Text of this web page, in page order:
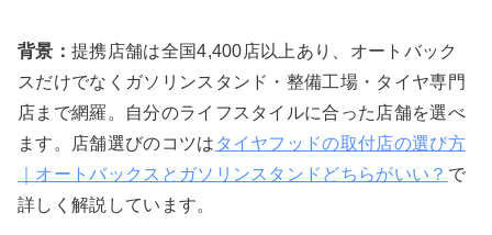
背景： 提携店舗は全国4,400店以上あり、オートバック
スだけでなくガソリンスタンド・整備工場・タイヤ専門
店まで網羅。自分のライフスタイルに合った店舗を選べ
ます。店舗選びのコツは タイヤフッドの取付店の選び方
｜オートバックスとガソリンスタンドどちらがいい？ で
詳しく解説しています。